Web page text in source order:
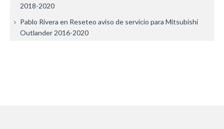
2018-2020
Pablo Rivera en Reseteo aviso de servicio para Mitsubishi
Outlander 2016-2020